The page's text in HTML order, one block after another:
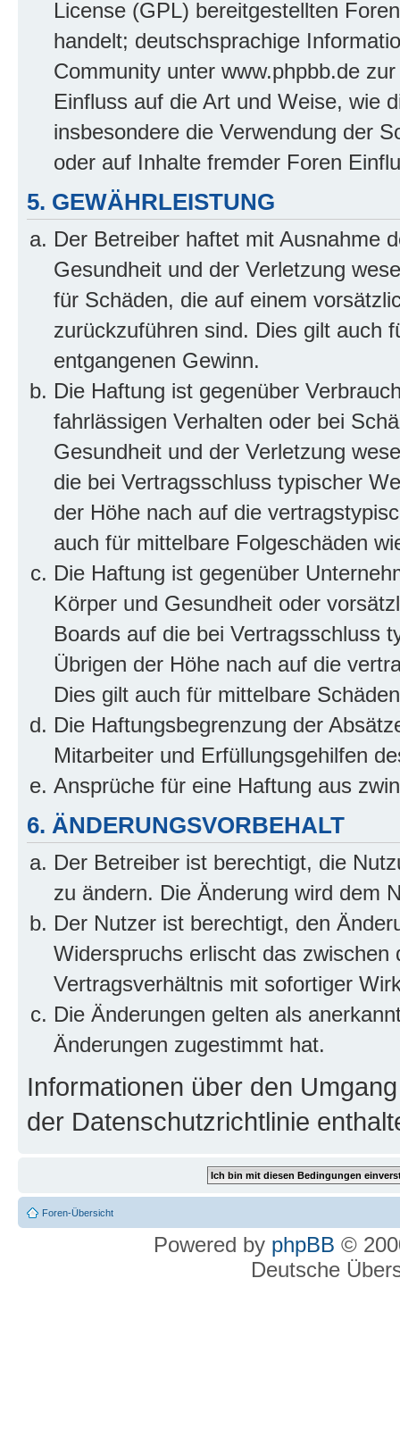
License (GPL) bereitgestellten
handelt; deutschsprachige
Community unter www.phpbb.de
Einfluss auf die Art und Weise, wie
insbesondere die Verwendung der
oder auf Inhalte fremder Foren
5. GEWÄHRLEISTUNG
Der Betreiber haftet mit Ausnahme
Gesundheit und der Verletzung
für Schäden, die auf einem
zurückzuführen sind. Dies gilt auch
entgangenen Gewinn.
Die Haftung ist gegenüber
fahrlässigen Verhalten oder bei
Gesundheit und der Verletzung
die bei Vertragsschluss typischer
der Höhe nach auf die
auch für mittelbare Folgeschäden
Die Haftung ist gegenüber
Körper und Gesundheit oder
Boards auf die bei Vertragsschluss
Übrigen der Höhe nach auf die
Dies gilt auch für mittelbare
Die Haftungsbegrenzung der
Mitarbeiter und Erfüllungsgehilfen
Ansprüche für eine Haftung aus
6. ÄNDERUNGSVORBEHALT
Der Betreiber ist berechtigt, die
zu ändern. Die Änderung wird dem
Der Nutzer ist berechtigt, den
Widerspruchs erlischt das
Vertragsverhältnis mit sofortiger
Die Änderungen gelten als
Änderungen zugestimmt hat.
Informationen über den
der Datenschutzrichtlinie
Foren-Übersicht
Powered by phpBB ©
Deutsche